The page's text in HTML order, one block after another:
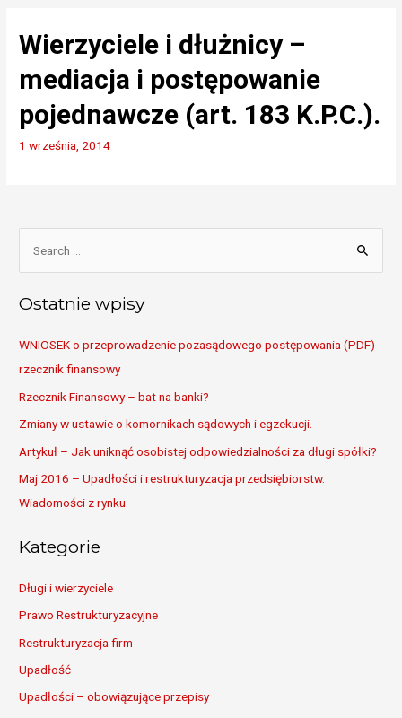
Wierzyciele i dłużnicy –
mediacja i postępowanie
pojednawcze (art. 183 K.P.C.).
1 września, 2014
r
r
:
Ostatnie wpisy
WNIOSEK o przeprowadzenie pozasądowego postępowania (PDF)
rzecznik finansowy
Rzecznik Finansowy – bat na banki?
Zmiany w ustawie o komornikach sądowych i egzekucji.
Artykuł – Jak uniknąć osobistej odpowiedzialności za długi spółki?
Maj 2016 – Upadłości i restrukturyzacja przedsiębiorstw.
Wiadomości z rynku.
Kategorie
Długi i wierzyciele
Prawo Restrukturyzacyjne
Restrukturyzacja firm
Upadłość
Upadłości – obowiązujące przepisy